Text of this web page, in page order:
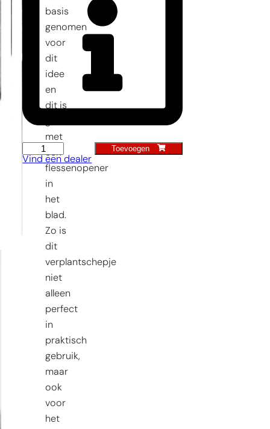
Verplantschopje
met
opener
aantal
Toevoegen
Vind een dealer
basis
genomen
voor
dit
idee
en
dit is
met
een
flessenopener
in
het
blad.
Zo is
dit
verplantschepje
niet
alleen
perfect
in
praktisch
gebruik,
maar
ook
voor
het